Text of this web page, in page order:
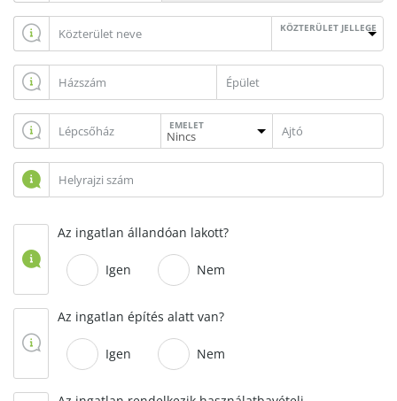
KÖZTERÜLET JELLEGE
EMELET
Az ingatlan állandóan lakott?
Igen Nem
Az ingatlan építés alatt van?
Igen Nem